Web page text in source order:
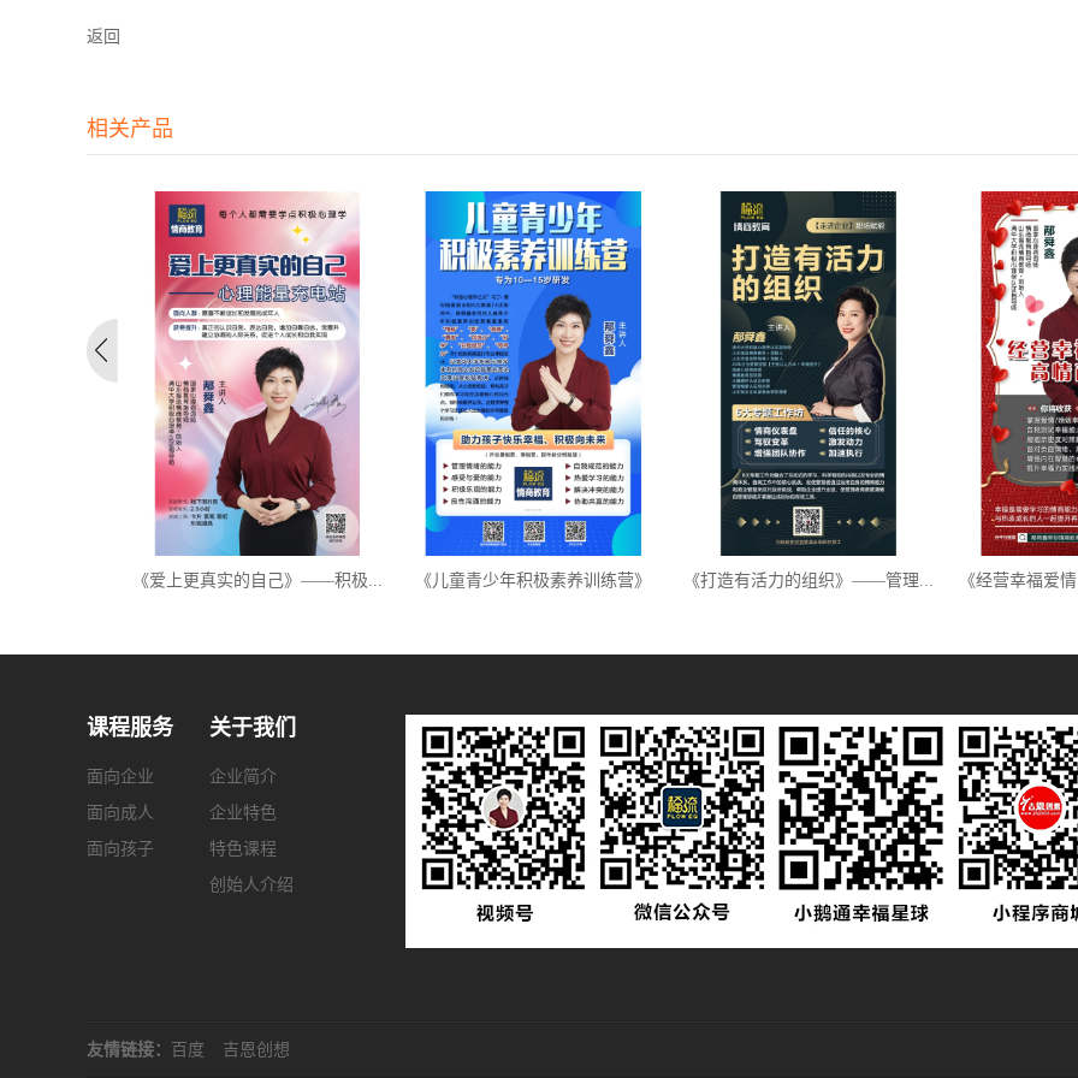
返回
相关产品
《爱上更真实的自己》——积极... 《儿童青少年积极素养训练营》 《打造有活力的组织》——管理... 《经营幸福爱
课程服务
面向企业
面向成人
面向孩子
关于我们
企业简介
企业特色
特色课程
创始人介绍
友情链接： 百度 吉恩创想